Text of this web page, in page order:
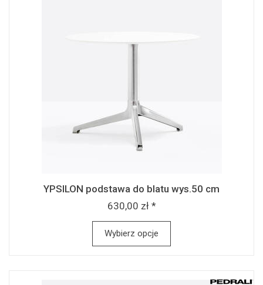
YPSILON podstawa do blatu wys.50 cm
630,00 zł *
Wybierz opcje